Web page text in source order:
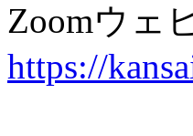
Zoomウェ
https://